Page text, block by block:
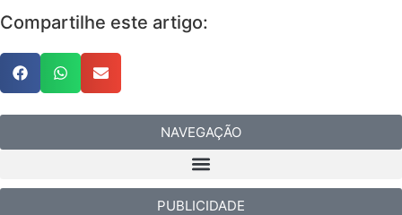
Compartilhe este artigo:
NAVEGAÇÃO
PUBLICIDADE